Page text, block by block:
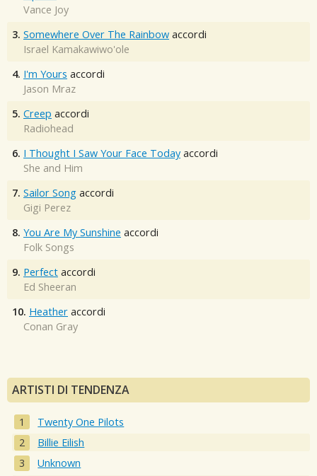
Vance Joy
3. Somewhere Over The Rainbow accordi
Israel Kamakawiwo'ole
4. I'm Yours accordi
Jason Mraz
5. Creep accordi
Radiohead
6. I Thought I Saw Your Face Today accordi
She and Him
7. Sailor Song accordi
Gigi Perez
8. You Are My Sunshine accordi
Folk Songs
9. Perfect accordi
Ed Sheeran
10. Heather accordi
Conan Gray
ARTISTI DI TENDENZA
Twenty One Pilots
Billie Eilish
Unknown